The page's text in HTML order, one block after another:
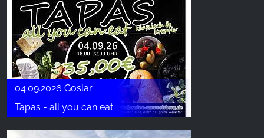
04.09.2026 Goslar
Tapas - all you can eat